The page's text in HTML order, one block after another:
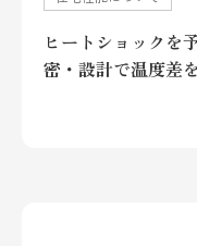
ヒートショックを
密・設計で温度差